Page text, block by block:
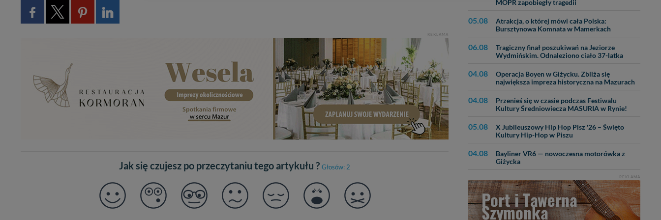
REKLAMA
Jak się czujesz po przeczytaniu tego artykułu ? Głosów: 2
MOPR zapobiegły tragedii
05.08
Atrakcja, o której mówi cała Polska:
Bursztynowa Komnata w Mamerkach
06.08
Tragiczny finał poszukiwań na Jeziorze
Wydmińskim. Odnaleziono ciało 37-latka
04.08
Operacja Boyen w Giżycku. Zbliża się
największa impreza historyczna na Mazurach
04.08
Przenieś się w czasie podczas Festiwalu
Kultury Średniowiecza MASURIA w Rynie!
05.08
X Jubileuszowy Hip Hop Pisz '26 – Święto
Kultury Hip-Hop w Piszu
04.08
Bayliner VR6 — nowoczesna motorówka z
Giżycka
REKLAMA
W każdej chwili możesz: zażądać dostępu do swoich danych, zażądać ich poprawienia lub usunięcia, zabronić ich
przetwarzania. Pamiętaj jednak, że nie zawsze jest możliwe techniczne zrealizowanie Twoich praw w odniesieniu do
informacji zawartych w plikach cookies. Twoja przeglądarka umożliwia Ci skasowanie tych plików - w pewnych
przypadkach nie możemy tego zrobić za Ciebie.
Dziękujemy, i życzmy miłego odkrywania Mazur na nowo...